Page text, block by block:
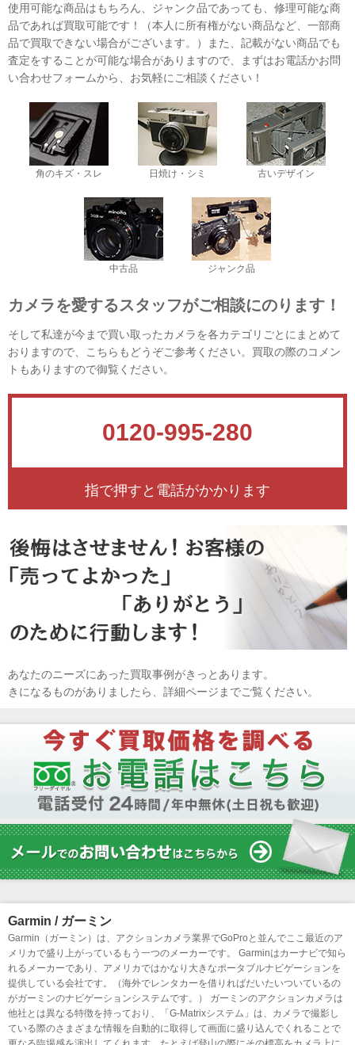
使用可能な商品はもちろん、ジャンク品であっても、修理可能な商
品であれば買取可能です！（本人に所有権がない商品など、一部商
品で買取できない場合がございます。）また、記載がない商品でも
査定をすることが可能な場合がありますので、まずはお電話かお問
い合わせフォームから、お気軽にご相談ください！
角のキズ・スレ 日焼け・シミ 古いデザイン
中古品 ジャンク品
カメラを愛するスタッフがご相談にのります！
そして私達が今まで買い取ったカメラを各カテゴリごとにまとめて
おりますので、こちらもどうぞご参考ください。買取の際のコメン
トもありますので御覧ください。
0120-995-280
指で押すと電話がかかります
あなたのニーズにあった買取事例がきっとあります。
きになるものがありましたら、詳細ページまでご覧ください。
Garmin / ガーミン
Garmin（ガーミン）は、アクションカメラ業界でGoProと並んでここ最近のア
メリカで盛り上がっているもう一つのメーカーです。 Garminはカーナビで知ら
れるメーカーであり、アメリカではかなり大きなポータブルナビゲーションを
提供している会社です。（海外でレンタカーを借りればだいたいついているの
がガーミンのナビゲーションシステムです。） ガーミンのアクションカメラは
他社とは異なる特徴を持っており、「G-Matrixシステム」は、カメラで撮影し
ている際のさまざまな情報を自動的に取得して画面に盛り込んでくれることで